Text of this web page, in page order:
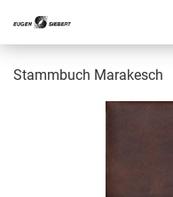
Stammbuch Marakesch